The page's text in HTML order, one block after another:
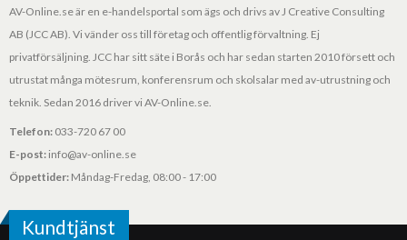
AV-Online.se är en e-handelsportal som ägs och drivs av J Creative Consulting
AB (JCC AB). Vi vänder oss till företag och offentlig förvaltning. Ej
privatförsäljning. JCC har sitt säte i Borås och har sedan starten 2010 försett och
utrustat många mötesrum, konferensrum och skolsalar med av-utrustning och
teknik. Sedan 2016 driver vi AV-Online.se.
Telefon: 033-720 67 00
E-post: info@av-online.se
Öppettider: Måndag-Fredag, 08:00 - 17:00
Kundtjänst